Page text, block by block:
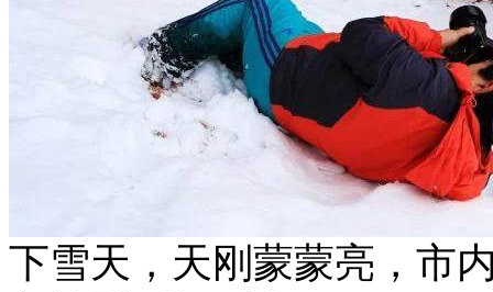
下雪天，天刚蒙蒙亮，市